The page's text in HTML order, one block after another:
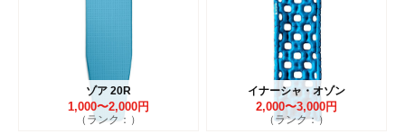
ゾア 20R
1,000〜2,000円
（ランク：）
イナーシャ・オゾン
2,000〜3,000円
（ランク：）